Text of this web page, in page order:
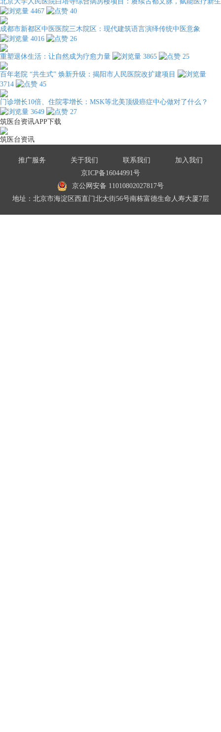
4467
40
成都市新都区中医医院三木院区：现代建筑语言演绎传统中医意象
4016
26
重塑退休生活：让自然成为疗愈力量 3865 25
百年老院 “共生式” 焕新升级：揭阳市人民医院改扩建项目
3714
45
门诊增长10倍、住院零增长：MSK等北美顶级癌症中心做对了什么？
3649
27
筑医台资讯APP下载
筑医台资讯
推广服务 关于我们 联系我们
加入我们
京ICP备16044991号
京公网安备 11010802027817号
地址：北京市海淀区西直门北大街56号南栋富德生命人寿大厦7层